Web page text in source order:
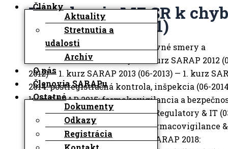
Články
Aktuality
Stretnutia a
udalosti
Archív
O nás
Členovia SARAPu
Ostatné
Dokumenty
Odkazy
Registrácia
Vyjadrenie MZ SR k
v zákone (11-2011)
File TypesdocxpdfCategoryHlavné smery a
činnostiOdborné aktivity — 1. kurz SARAP 2012
2012) — 1. kurz SARAP 2013 (06-2013) — 1. kurz
2014: postregistračná kontrola, inšpekcia (06-
kurz SARAP 2015: farmakovigilancia a
(06-2015) — 1. kurz SARAP 2016: Regulatory & IT
2016) — 1. kurz SARAP 2017: Pharmacovigilance &
Regulatory (04-2017) — 1. kurz SARAP 2018: